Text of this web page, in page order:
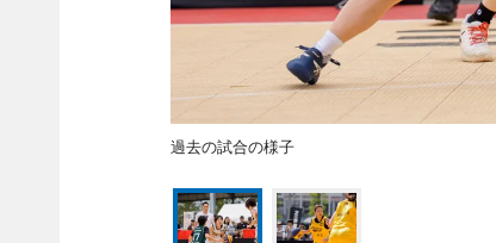
過去の試合の様子